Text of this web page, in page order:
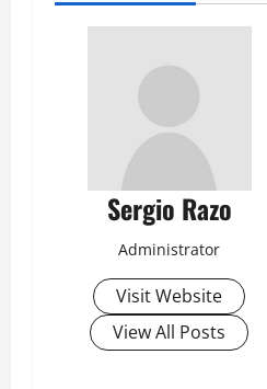
Sergio Razo
Administrator
Visit Website
View All Posts